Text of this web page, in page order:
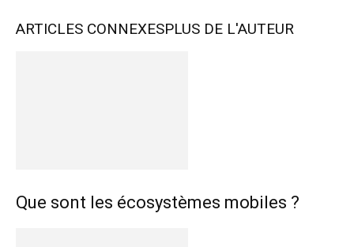
ARTICLES CONNEXESPLUS DE L'AUTEUR
Que sont les écosystèmes mobiles ?